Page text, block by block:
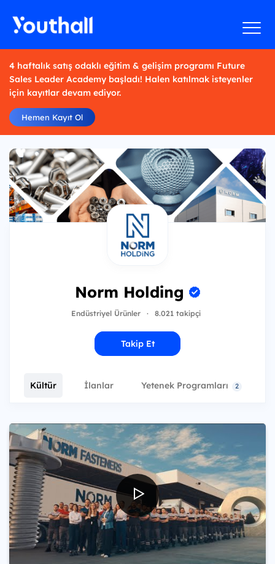
4 haftalık satış odaklı eğitim & gelişim programı Future
Sales Leader Academy başladı! Halen katılmak isteyenler
için kayıtlar devam ediyor.
Hemen Kayıt Ol
Norm Holding
Endüstriyel Ürünler · 8.021 takipçi
Takip Et
Kültür İlanlar Yetenek Programları 2